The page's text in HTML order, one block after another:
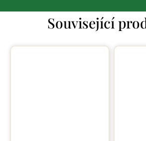
Související